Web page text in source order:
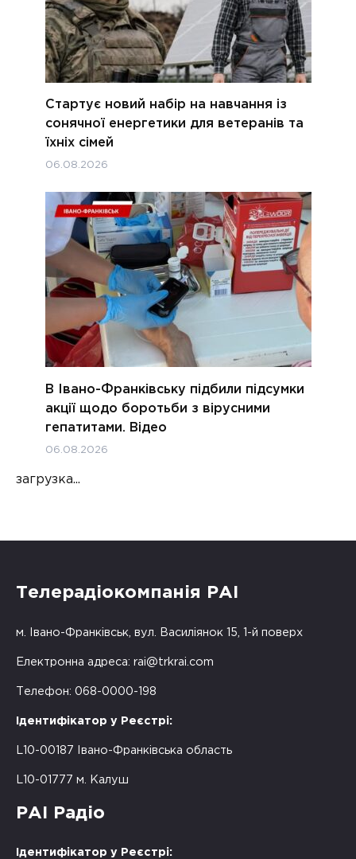
Стартує новий набір на навчання із
сонячної енергетики для ветеранів та
їхніх сімей
06.08.2026
В Івано-Франківську підбили підсумки
акції щодо боротьби з вірусними
гепатитами. Відео
06.08.2026
загрузка...
Телерадіокомпанія РАІ
м. Івано-Франківськ, вул. Василіянок 15, 1-й поверх
Електронна адреса: rai@trkrai.com
Телефон: 068-0000-198
Ідентифікатор у Реєстрі:
L10-00187 Івано-Франківська область
L10-01777 м. Калуш
РАІ Радіо
Ідентифікатор у Реєстрі: